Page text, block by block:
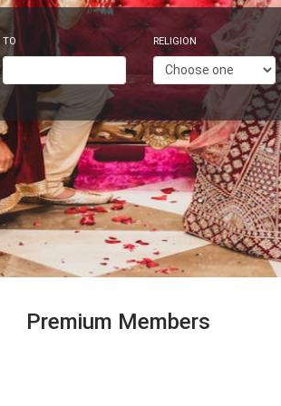
TO RELIGION
Premium Members